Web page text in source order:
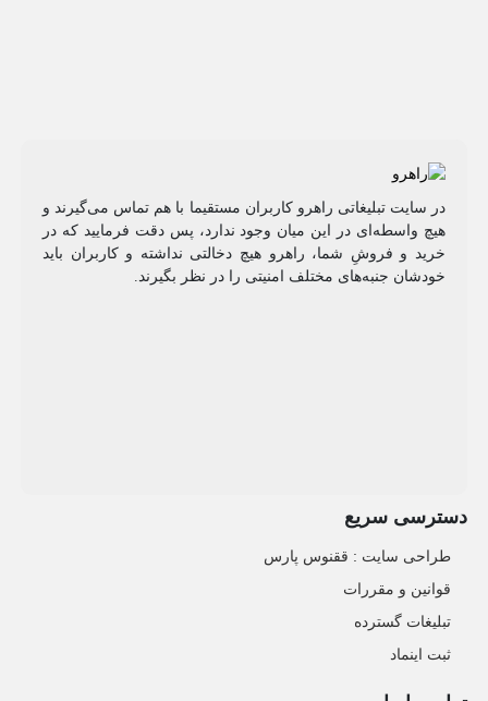
در سایت تبلیغاتی راهرو کاربران مستقیما با هم تماس می‌گیرند و
هیچ واسطه‌ای در این میان وجود ندارد، پس دقت فرمایید که در
خرید و فروشِ شما، راهرو هیچ دخالتی نداشته و کاربران باید
خودشان جنبه‌های مختلف امنیتی را در نظر بگیرند.
دسترسی سریع
طراحی سایت :‌ ققنوس پارس
قوانین و مقررات
تبلیغات گسترده
ثبت اینماد